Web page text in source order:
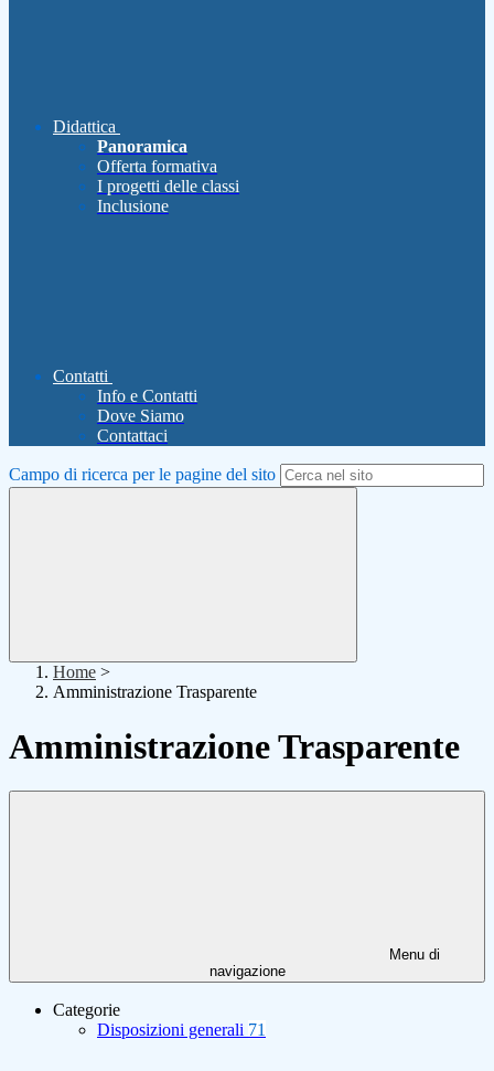
Didattica
Panoramica
Offerta formativa
I progetti delle classi
Inclusione
Contatti
Info e Contatti
Dove Siamo
Contattaci
Campo di ricerca per le pagine del sito
Home >
Amministrazione Trasparente
Amministrazione Trasparente
Menu di
navigazione
Categorie
Disposizioni generali 71